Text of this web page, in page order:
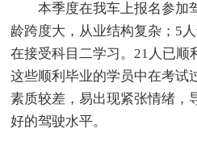
本季度在我车上报名参加
龄跨度大，从业结构复杂；5
在接受科目二学习。21人已顺
这些顺利毕业的学员中在考试
素质较差，易出现紧张情绪，
好的驾驶水平。